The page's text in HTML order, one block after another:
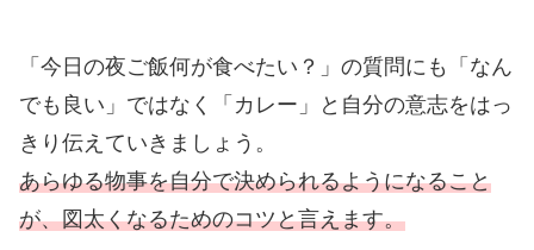
「今日の夜ご飯何が食べたい？」の質問にも「なん
でも良い」ではなく「カレー」と自分の意志をはっ
きり伝えていきましょう。
あらゆる物事を自分で決められるようになること
が、図太くなるためのコツと言えます。